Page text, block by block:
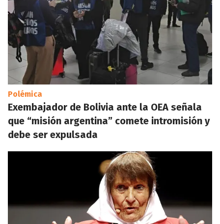
Polémica
Exembajador de Bolivia ante la OEA señala
que “misión argentina” comete intromisión y
debe ser expulsada